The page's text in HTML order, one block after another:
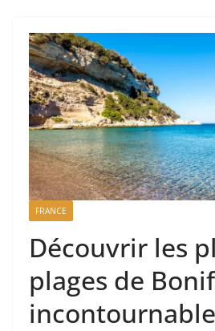
FRANCE
Découvrir les
plages de